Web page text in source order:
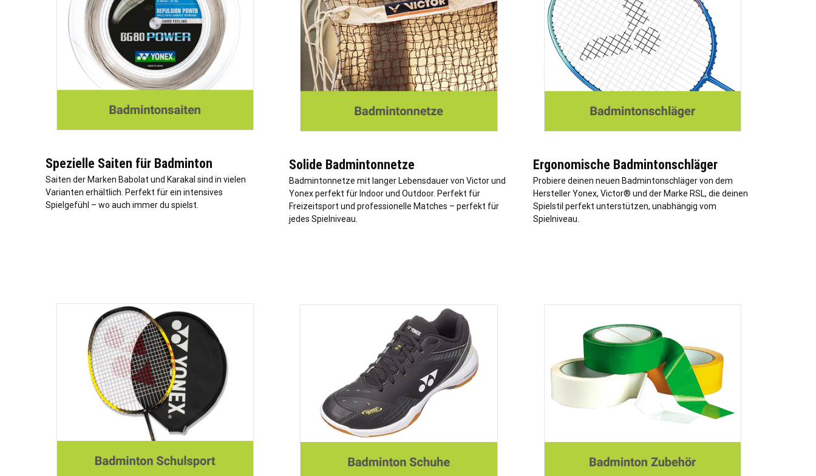
Spezielle Saiten für Badminton
Saiten der Marken Babolat und Karakal sind in vielen
Varianten erhältlich. Perfekt für ein intensives
Spielgefühl – wo auch immer du spielst.
Solide Badmintonnetze
Badmintonnetze mit langer Lebensdauer von Victor und
Yonex perfekt für Indoor und Outdoor. Perfekt für
Freizeitsport und professionelle Matches – perfekt für
jedes Spielniveau.
Ergonomische Badmintonschläger
Probiere deinen neuen Badmintonschläger von dem
Hersteller Yonex, Victor® und der Marke RSL, die deinen
Spielstil perfekt unterstützen, unabhängig vom
Spielniveau.